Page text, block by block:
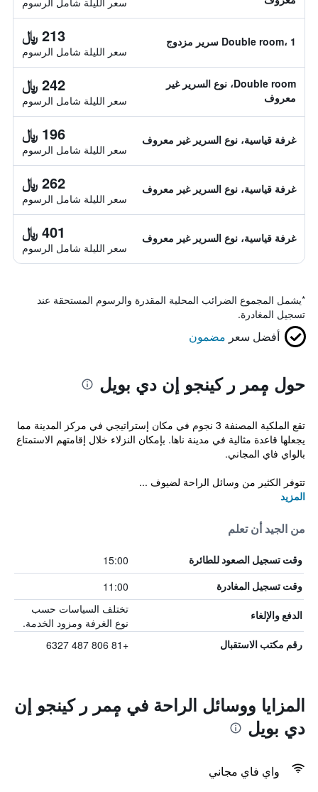
Double room، 1 سرير مزدوج 213 ﷼
سعر الليلة شامل الرسوم
Double room، نوع السرير غير
معروف
242 ﷼
سعر الليلة شامل الرسوم
غرفة قياسية، نوع السرير غير معروف 196 ﷼
سعر الليلة شامل الرسوم
غرفة قياسية، نوع السرير غير معروف 262 ﷼
سعر الليلة شامل الرسوم
غرفة قياسية، نوع السرير غير معروف 401 ﷼
سعر الليلة شامل الرسوم
*يشمل المجموع الضرائب المحلية المقدرة والرسوم المستحقة عند
تسجيل المغادرة.
أفضل سعر مضمون
حول مٕمر ر كينجو إن دي بويل
تقع الملكية المصنفة 3 نجوم في مكان إستراتيجي في مركز المدينة مما
يجعلها قاعدة مثالية في مدينة ناها. بإمكان النزلاء خلال إقامتهم الاستمتاع
بالواي فاي المجاني.
تتوفر الكثير من وسائل الراحة لضيوف ...
المزيد
من الجيد أن تعلم
وقت تسجيل الصعود للطائرة 15:00
وقت تسجيل المغادرة 11:00
الدفع والإلغاء
تختلف السياسات حسب
نوع الغرفة ومزود الخدمة.
رقم مكتب الاستقبال +81 806 487 6327
المزايا ووسائل الراحة في مٕمر ر كينجو إن
دي بويل
واي فاي مجاني